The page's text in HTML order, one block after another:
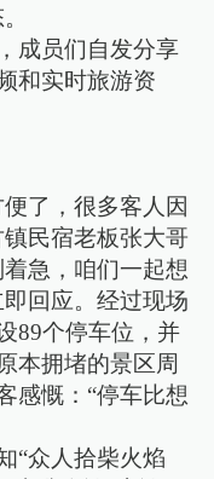
成员们自发分享
和实时旅游资
了，很多客人因
民宿老板张大哥
急，咱们一起想
回应。经过现场
89个停车位，并
本拥堵的景区周
感慨：“停车比想
“众人拾柴火焰